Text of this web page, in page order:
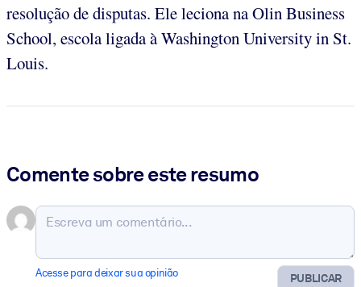
resolução de disputas. Ele leciona na Olin Business
School, escola ligada à Washington University in St.
Louis.
Comente sobre este resumo
PUBLICAR
Acesse para deixar sua opinião